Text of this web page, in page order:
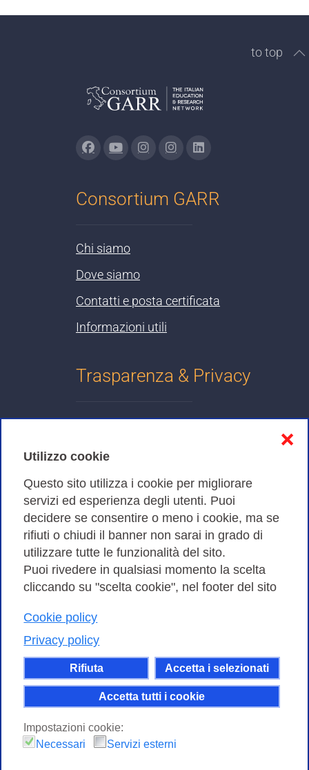
Utilizzo cookie
Questo sito utilizza i cookie per migliorare
servizi ed esperienza degli utenti. Puoi
decidere se consentire o meno i cookie, ma se
rifiuti o chiudi il banner non sarai in grado di
utilizzare tutte le funzionalità del sito.
Puoi rivedere in qualsiasi momento la scelta
cliccando su "scelta cookie", nel footer del sito
Cookie policy
Privacy policy
Rifiuta Accetta i selezionati
Accetta tutti i cookie
❌
Impostazioni cookie:
Necessari
Servizi esterni
to top
Consortium GARR
Chi siamo
Dove siamo
Contatti e posta certificata
Informazioni utili
Trasparenza & Privacy
Cookies Policy
Amministrazione trasparente
Bandi di Gara
Consortium GARR - Via dei Tizii, 6 - 00185 Roma | Tel.
| CF 97284570583 – PI 07577141000 | Codice
Destinatario 7EU9KEU |
Il contenuto di questo sito e' rilasciato, tranne dove
altrimenti indicato, secondo i termini della licenza
Creative Commons
stesso modo 4.0 Internazionale.